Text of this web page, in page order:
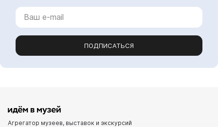
ПОДПИСАТЬСЯ
Агрегатор музеев, выставок и экскурсий